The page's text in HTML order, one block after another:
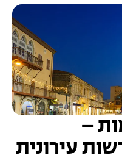
ל
ח
י
פ
–
עירונית